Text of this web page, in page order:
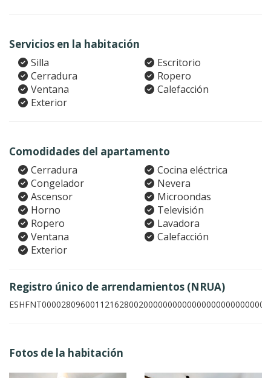
Servicios en la habitación
Silla
Escritorio
Cerradura
Ropero
Ventana
Calefacción
Exterior
Comodidades del apartamento
Cerradura
Cocina eléctrica
Congelador
Nevera
Ascensor
Microondas
Horno
Televisión
Ropero
Lavadora
Ventana
Calefacción
Exterior
Registro único de arrendamientos (NRUA)
ESHFNT00002809600112162800200000000000000000000000002
Fotos de la habitación